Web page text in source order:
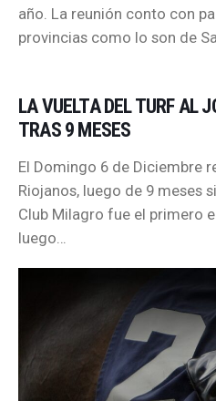
NOSOTROS
año. La reunión conto con
provincias como lo son de
LA VUELTA DEL TURF AL
TRAS 9 MESES
El Domingo 6 de Diciembre
Riojanos, luego de 9 meses
Club Milagro fue el primero
luego…